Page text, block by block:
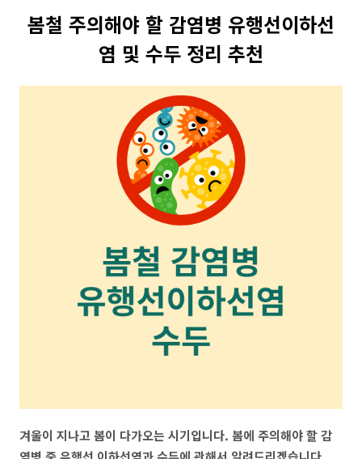
봄철 주의해야 할 감염병 유행선이하선
염 및 수두 정리 추천
겨울이 지나고 봄이 다가오는 시기입니다. 봄에 주의해야 할 감